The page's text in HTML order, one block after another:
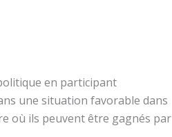
en participant
une situation favorable dans
où ils peuvent être gagnés par